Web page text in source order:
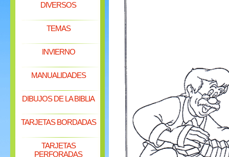
DIVERSOS
TEMAS
INVIERNO
MANUALIDADES
DIBUJOS DE LA BIBLIA
TARJETAS BORDADAS
TARJETAS
PERFORADAS